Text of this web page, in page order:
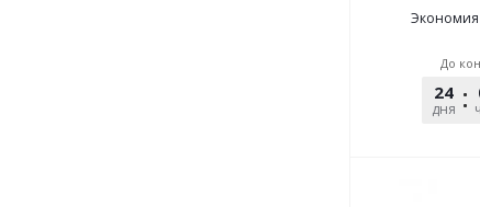
Экономия
До
24
дня